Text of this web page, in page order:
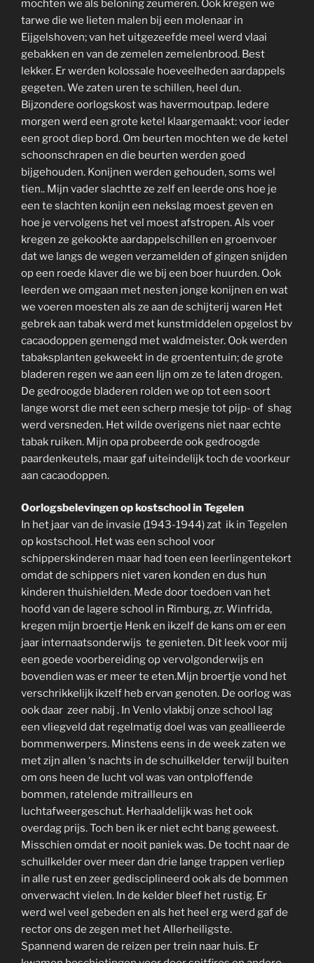
mochten we als beloning zeumeren. Ook kregen we
tarwe die we lieten malen bij een molenaar in
Eijgelshoven; van het uitgezeefde meel werd vlaai
gebakken en van de zemelen zemelenbrood. Best
lekker. Er werden kolossale hoeveelheden aardappels
gegeten. We zaten uren te schillen, heel dun.
Bijzondere oorlogskost was havermoutpap. Iedere
morgen werd een grote ketel klaargemaakt: voor ieder
een groot diep bord. Om beurten mochten we de ketel
schoonschrapen en die beurten werden goed
bijgehouden. Konijnen werden gehouden, soms wel
tien.. Mijn vader slachtte ze zelf en leerde ons hoe je
een te slachten konijn een nekslag moest geven en
hoe je vervolgens het vel moest afstropen. Als voer
kregen ze gekookte aardappelschillen en groenvoer
dat we langs de wegen verzamelden of gingen snijden
op een roede klaver die we bij een boer huurden. Ook
leerden we omgaan met nesten jonge konijnen en wat
we voeren moesten als ze aan de schijterij waren Het
gebrek aan tabak werd met kunstmiddelen opgelost bv
cacaodoppen gemengd met waldmeister. Ook werden
tabaksplanten gekweekt in de groententuin; de grote
bladeren regen we aan een lijn om ze te laten drogen.
De gedroogde bladeren rolden we op tot een soort
lange worst die met een scherp mesje tot pijp- of shag
werd versneden. Het wilde overigens niet naar echte
tabak ruiken. Mijn opa probeerde ook gedroogde
paardenkeutels, maar gaf uiteindelijk toch de voorkeur
aan cacaodoppen.
Oorlogsbelevingen op kostschool in Tegelen
In het jaar van de invasie (1943-1944) zat ik in Tegelen
op kostschool. Het was een school voor
schipperskinderen maar had toen een leerlingentekort
omdat de schippers niet varen konden en dus hun
kinderen thuishielden. Mede door toedoen van het
hoofd van de lagere school in Rimburg, zr. Winfrida,
kregen mijn broertje Henk en ikzelf de kans om er een
jaar internaatsonderwijs te genieten. Dit leek voor mij
een goede voorbereiding op vervolgonderwijs en
bovendien was er meer te eten.Mijn broertje vond het
verschrikkelijk ikzelf heb ervan genoten. De oorlog was
ook daar zeer nabij . In Venlo vlakbij onze school lag
een vliegveld dat regelmatig doel was van geallieerde
bommenwerpers. Minstens eens in de week zaten we
met zijn allen ‘s nachts in de schuilkelder terwijl buiten
om ons heen de lucht vol was van ontploffende
bommen, ratelende mitrailleurs en
luchtafweergeschut. Herhaaldelijk was het ook
overdag prijs. Toch ben ik er niet echt bang geweest.
Misschien omdat er nooit paniek was. De tocht naar de
schuilkelder over meer dan drie lange trappen verliep
in alle rust en zeer gedisciplineerd ook als de bommen
onverwacht vielen. In de kelder bleef het rustig. Er
werd wel veel gebeden en als het heel erg werd gaf de
rector ons de zegen met het Allerheiligste.
Spannend waren de reizen per trein naar huis. Er